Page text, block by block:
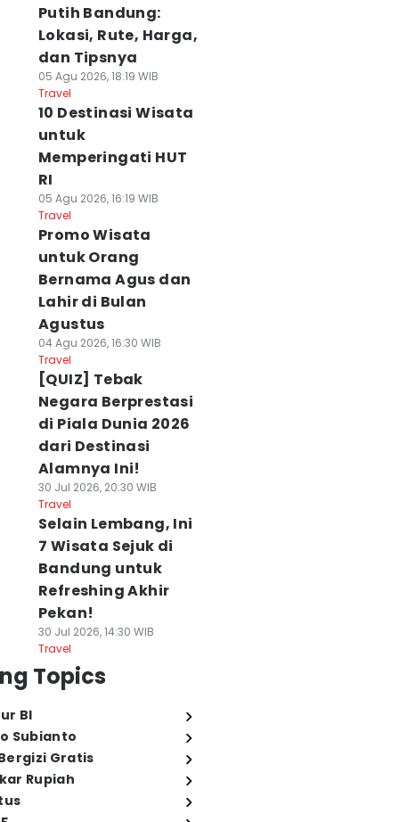
Putih Bandung:
Lokasi, Rute, Harga,
dan Tipsnya
05 Agu 2026, 18:19 WIB
Travel
10 Destinasi Wisata
untuk
Memperingati HUT
RI
05 Agu 2026, 16:19 WIB
Travel
Promo Wisata
untuk Orang
Bernama Agus dan
Lahir di Bulan
Agustus
04 Agu 2026, 16:30 WIB
Travel
[QUIZ] Tebak
Negara Berprestasi
di Piala Dunia 2026
dari Destinasi
Alamnya Ini!
30 Jul 2026, 20:30 WIB
Travel
Selain Lembang, Ini
7 Wisata Sejuk di
Bandung untuk
Refreshing Akhir
Pekan!
30 Jul 2026, 14:30 WIB
Travel
Topics
BI
Subianto
Gratis
Rupiah